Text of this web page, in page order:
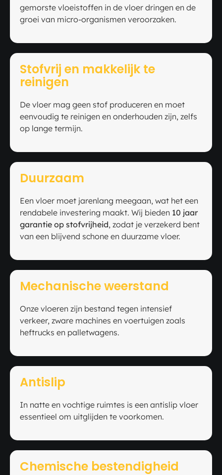
gemorste vloeistoffen in de vloer dringen en de
groei van micro-organismen veroorzaken.
Stofvrij en makkelijk te
reinigen
De vloer mag geen stof produceren en moet
eenvoudig te reinigen en onderhouden zijn, zelfs
op lange termijn.
Duurzaam
Een vloer moet jarenlang meegaan, wat het een
rendabele investering maakt. Wij bieden 10 jaar
garantie op stofvrijheid, zodat je verzekerd bent
van een blijvend schone en duurzame vloer.
Mechanische weerstand
Onze vloeren zijn bestand tegen intensief
verkeer, zware machines en voertuigen zoals
heftrucks en palletwagens.
Antislip
In natte en vochtige ruimtes is een antislip vloer
essentieel om uitglijden te voorkomen.
Chemische bestendigheid